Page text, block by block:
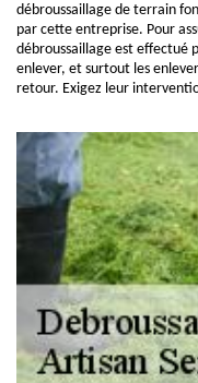
débroussaillage de terrain
par cette entreprise. Pour
débroussaillage est effectué
enlever, et surtout les
retour. Exigez leur